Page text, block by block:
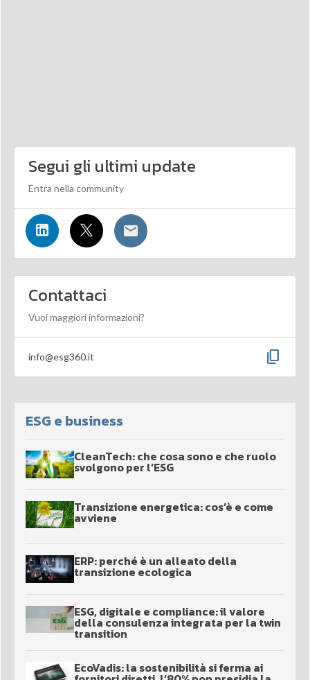
Segui gli ultimi update
Entra nella community
Contattaci
Vuoi maggiori informazioni?
info@esg360.it content_copy
ESG e business
CleanTech: che cosa sono e che ruolo
svolgono per l’ESG
Transizione energetica: cos’è e come
avviene
ERP: perché è un alleato della
transizione ecologica
ESG, digitale e compliance: il valore
della consulenza integrata per la twin
transition
EcoVadis: la sostenibilità si ferma ai